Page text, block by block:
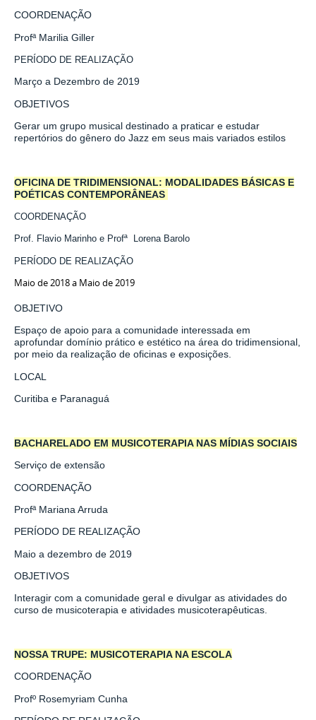
COORDENAÇÃO
Profª Marilia Giller
PERÍODO DE REALIZAÇÃO
Março a Dezembro de 2019
OBJETIVOS
Gerar um grupo musical destinado a praticar e estudar
repertórios do gênero do Jazz em seus mais variados estilos
OFICINA DE TRIDIMENSIONAL: MODALIDADES BÁSICAS E
POÉTICAS CONTEMPORÂNEAS
COORDENAÇÃO
Prof. Flavio Marinho e Profª Lorena Barolo
PERÍODO DE REALIZAÇÃO
Maio de 2018 a Maio de 2019
OBJETIVO
Espaço de apoio para a comunidade interessada em
aprofundar domínio prático e estético na área do tridimensional,
por meio da realização de oficinas e exposições.
LOCAL
Curitiba e Paranaguá
BACHARELADO EM MUSICOTERAPIA NAS MÍDIAS SOCIAIS
Serviço de extensão
COORDENAÇÃO
Profª Mariana Arruda
PERÍODO DE REALIZAÇÃO
Maio a dezembro de 2019
OBJETIVOS
Interagir com a comunidade geral e divulgar as atividades do
curso de musicoterapia e atividades musicoterapêuticas.
NOSSA TRUPE: MUSICOTERAPIA NA ESCOLA
COORDENAÇÃO
Profº Rosemyriam Cunha